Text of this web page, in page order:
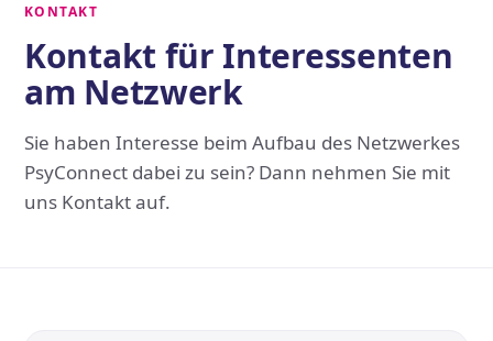
KONTAKT
Kontakt für Interessenten
am Netzwerk
Sie haben Interesse beim Aufbau des Netzwerkes
PsyConnect dabei zu sein? Dann nehmen Sie mit
uns Kontakt auf.